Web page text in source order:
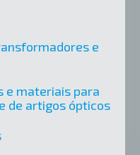
e
e materiais para
de artigos ópticos